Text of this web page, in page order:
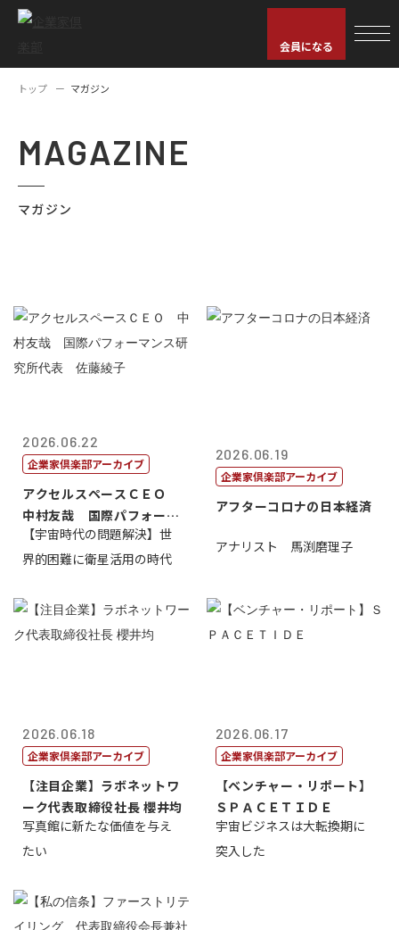
会員になる
トップ マガジン
MAGAZINE
マガジン
2026.06.22
企業家倶楽部アーカイブ
アクセルスペースＣＥＯ
中村友哉 国際パフォーマ
ンス研究所代...
【宇宙時代の問題解決】世
界的困難に衛星活用の時代
2026.06.19
企業家倶楽部アーカイブ
アフターコロナの日本経済
アナリスト 馬渕磨理子
2026.06.18
企業家倶楽部アーカイブ
【注目企業】ラボネットワ
ーク代表取締役社長 櫻井均
写真館に新たな価値を与え
たい
2026.06.17
企業家倶楽部アーカイブ
【ベンチャー・リポート】
ＳＰＡＣＥＴＩＤＥ
宇宙ビジネスは大転換期に
突入した